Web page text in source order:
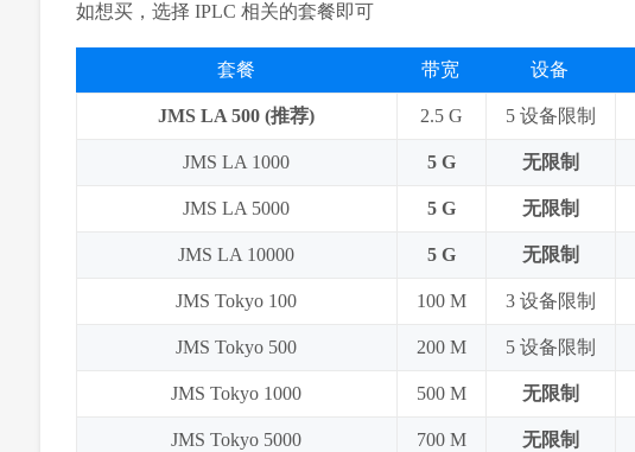
如想买，选择 IPLC 相关的套餐即可
套餐 带宽 设备
JMS LA 500 (推荐) 2.5 G 5 设备限制
JMS LA 1000 5 G 无限制
JMS LA 5000 5 G 无限制
JMS LA 10000 5 G 无限制
JMS Tokyo 100 100 M 3 设备限制
JMS Tokyo 500 200 M 5 设备限制
JMS Tokyo 1000 500 M 无限制
JMS Tokyo 5000 700 M 无限制